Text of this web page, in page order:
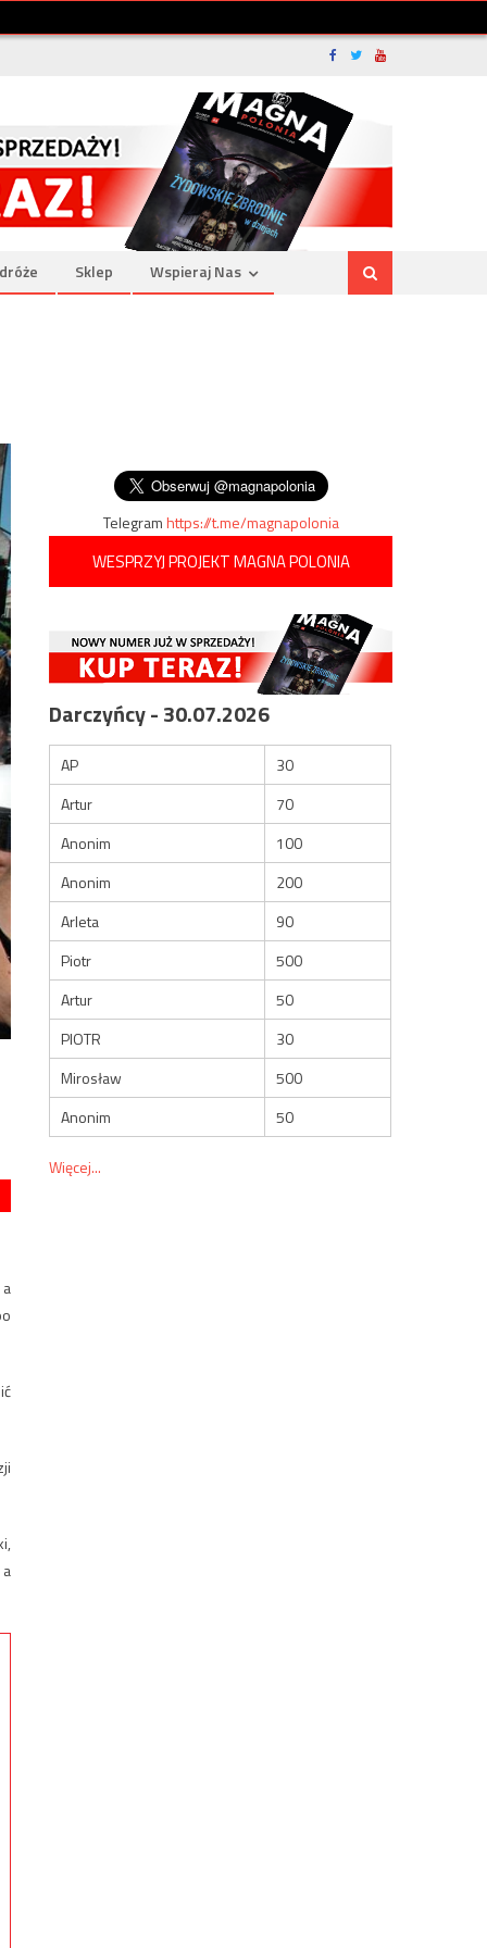
Sklep Wspieraj Nas
Telegramhttps://t.me/magnapolonia
WESPRZYJ PROJEKT MAGNA POLONIA
Darczyńcy - 30.07.2026
AP
30
Artur
70
Anonim
100
Anonim
200
Arleta
90
Piotr
500
Artur
50
PIOTR
30
Mirosław
500
Anonim
50
Więcej...